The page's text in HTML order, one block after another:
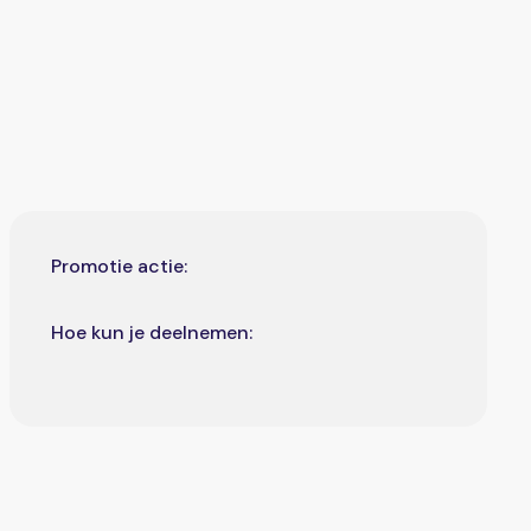
Promotie actie:
Hoe kun je deelnemen: